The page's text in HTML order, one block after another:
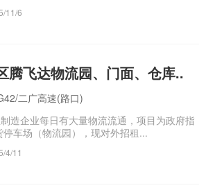
11/6
腾飞达物流园、门面、仓库..
二广高速(路口)
造企业每日有大量物流流通，项目‌‌为政府指
车场（物流园），现对外招租...
4/11